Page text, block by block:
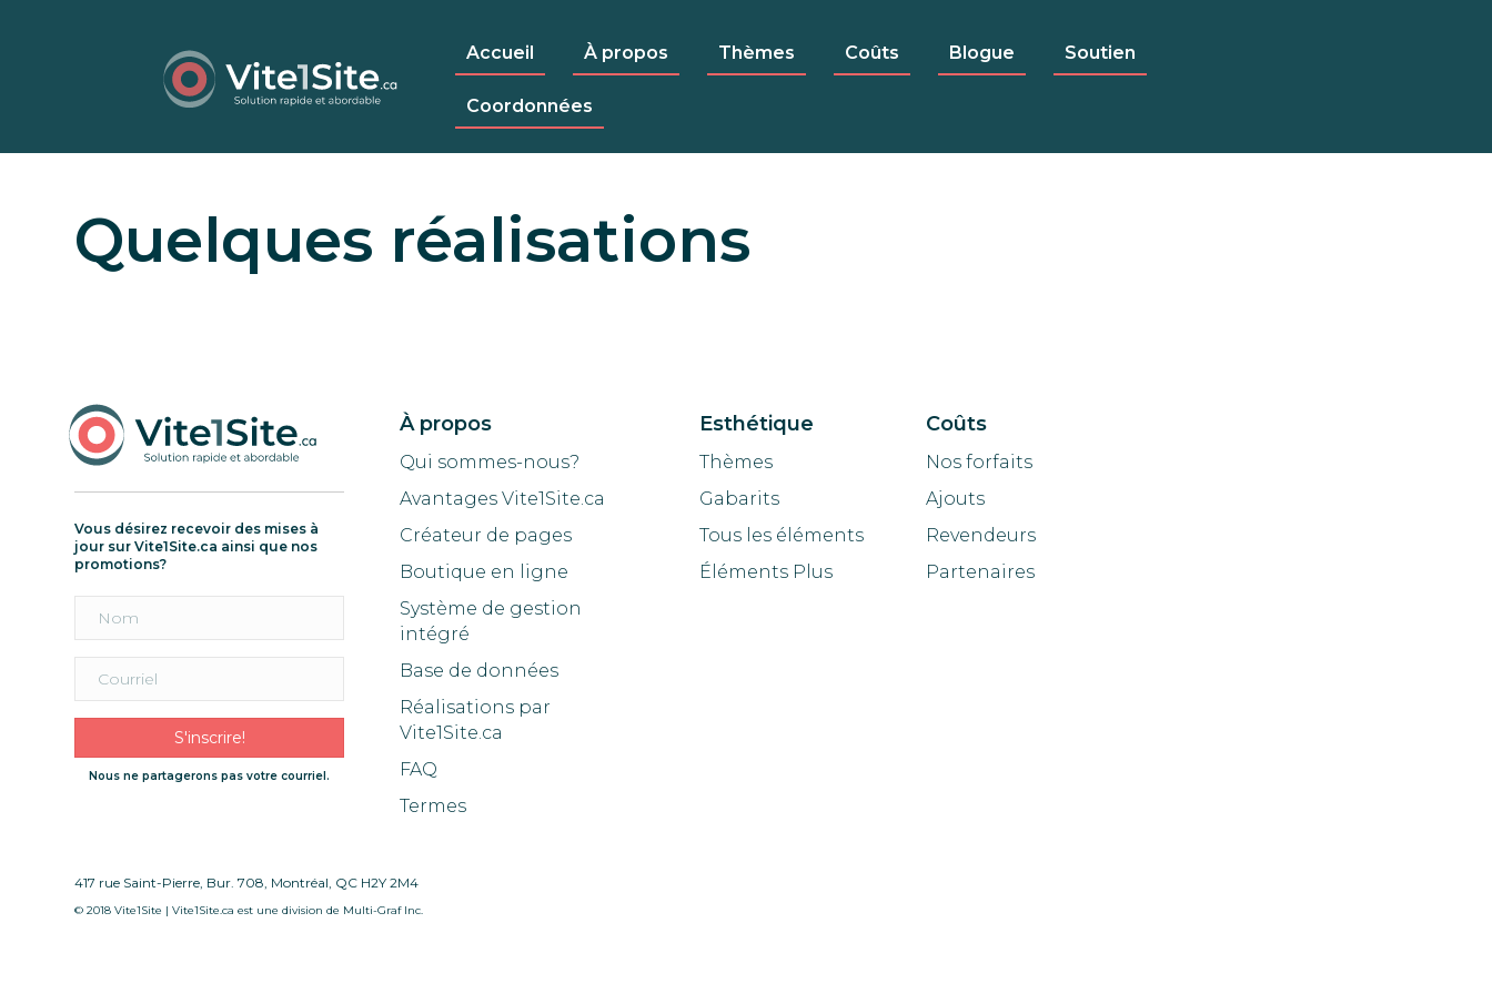
Accueil À propos Thèmes Coûts Blogue Soutien
Coordonnées
Quelques réalisations
Vous désirez recevoir des mises à
jour sur Vite1Site.ca ainsi que nos
promotions?
S'inscrire!
Nous ne partagerons pas votre courriel.
À propos
Qui sommes-nous?
Avantages Vite1Site.ca
Créateur de pages
Boutique en ligne
Système de gestion
intégré
Base de données
Réalisations par
Vite1Site.ca
FAQ
Termes
Esthétique
Thèmes
Gabarits
Tous les éléments
Éléments Plus
Coûts
Nos forfaits
Ajouts
Revendeurs
Partenaires
417 rue Saint-Pierre, Bur. 708, Montréal, QC H2Y 2M4
© 2018 Vite1Site | Vite1Site.ca est une division de Multi-Graf Inc.